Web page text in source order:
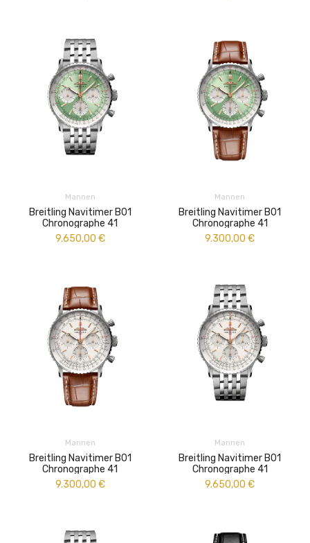
Mannen
Breitling Navitimer B01
Chronographe 41
9.650,00 €
Mannen
Breitling Navitimer B01
Chronographe 41
9.300,00 €
Mannen
Breitling Navitimer B01
Chronographe 41
9.300,00 €
Mannen
Breitling Navitimer B01
Chronographe 41
9.650,00 €